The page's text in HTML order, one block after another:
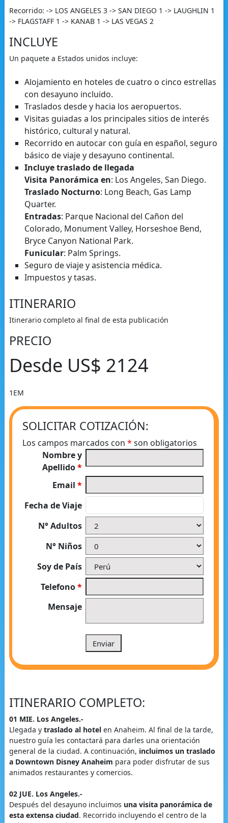
Recorrido: -> LOS ANGELES 3 -> SAN DIEGO 1 -> LAUGHLIN 1
-> FLAGSTAFF 1 -> KANAB 1 -> LAS VEGAS 2
INCLUYE
Un paquete a Estados unidos incluye:
Alojamiento en hoteles de cuatro o cinco estrellas
con desayuno incluido.
Traslados desde y hacia los aeropuertos.
Visitas guiadas a los principales sitios de interés
histórico, cultural y natural.
Recorrido en autocar con guía en español, seguro
básico de viaje y desayuno continental.
Incluye traslado de llegada
Visita Panorámica en: Los Angeles, San Diego.
Traslado Nocturno: Long Beach, Gas Lamp
Quarter.
Entradas: Parque Nacional del Cañon del
Colorado, Monument Valley, Horseshoe Bend,
Bryce Canyon National Park.
Funicular: Palm Springs.
Seguro de viaje y asistencia médica.
Impuestos y tasas.
ITINERARIO
Itinerario completo al final de esta publicación
PRECIO
Desde US$ 2124
1EM
SOLICITAR COTIZACIÓN:
Los campos marcados con * son obligatorios
Nombre y
Apellido*
Email*
Fecha de Viaje
N° Adultos
N° Niños
Soy de País
Telefono*
Mensaje
ITINERARIO COMPLETO:
01 MIE. Los Angeles.-
Llegada y traslado al hotel en Anaheim. Al final de la tarde,
nuestro guía les contactará para darles una orientación
general de la ciudad. A continuación, incluimos un traslado
a Downtown Disney Anaheim para poder disfrutar de sus
animados restaurantes y comercios.
02 JUE. Los Angeles.-
Después del desayuno incluimos una visita panorámica de
esta extensa ciudad. Recorrido incluyendo el centro de la